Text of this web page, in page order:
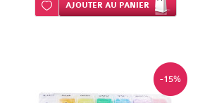
Ajouter à ma liste d’envie
AJOUTER AU PANIER
-15%